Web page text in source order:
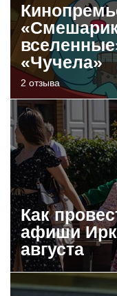
«Чучела»
2 отзыва
Как
афиши
августа